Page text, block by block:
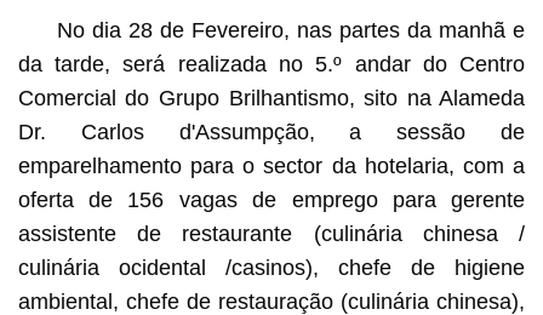
No dia 28 de Fevereiro, nas partes da manhã e
da tarde, será realizada no 5.º andar do Centro
Comercial do Grupo Brilhantismo, sito na Alameda
Dr. Carlos d'Assumpção, a sessão de
emparelhamento para o sector da hotelaria, com a
oferta de 156 vagas de emprego para gerente
assistente de restaurante (culinária chinesa /
culinária ocidental /casinos), chefe de higiene
ambiental, chefe de restauração (culinária chinesa),